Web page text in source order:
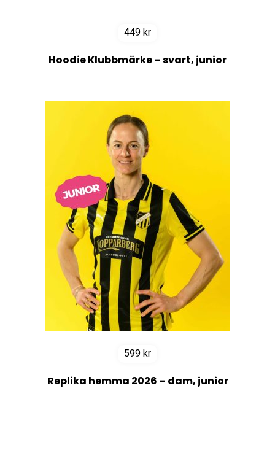
449 kr
Hoodie Klubbmärke – svart, junior
599 kr
Replika hemma 2026 – dam, junior